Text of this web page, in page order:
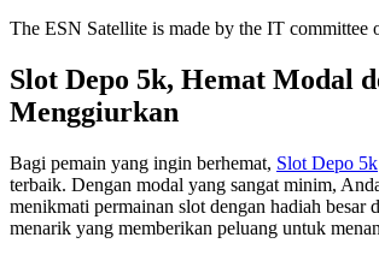
The ESN Satellite is made by the IT committee
Slot Depo 5k, Hemat Modal
Menggiurkan
Bagi pemain yang ingin berhemat, Slot Depo 5k
terbaik. Dengan modal yang sangat minim,
menikmati permainan slot dengan hadiah besar
menarik yang memberikan peluang untuk